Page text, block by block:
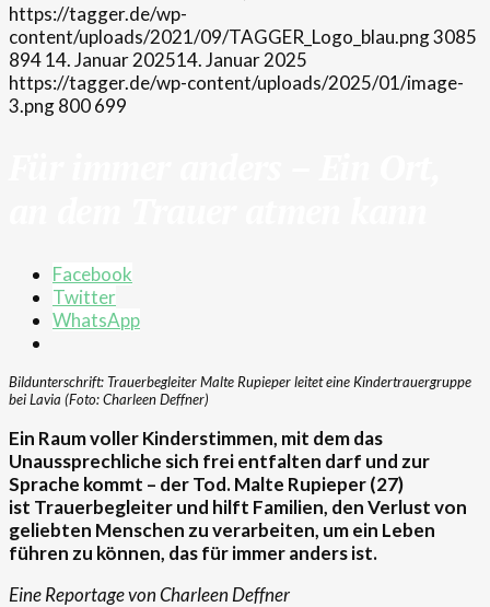
https://tagger.de/wp-
content/uploads/2021/09/TAGGER_Logo_blau.png3085
89414. Januar 202514. Januar 2025
https://tagger.de/wp-content/uploads/2025/01/image-
3.png800699
Facebook
Twitter
WhatsApp
Bildunterschrift: Trauerbegleiter Malte Rupieper leitet eine Kindertrauergruppe
bei Lavia (Foto: Charleen Deffner)
Ein Raum voller Kinderstimmen, mit dem das
Unaussprechliche sich frei entfalten darf und zur
Sprache kommt – der Tod. Malte Rupieper(27)
ist Trauerbegleiter und hilft Familien, den Verlust von
geliebten Menschen zu verarbeiten, um ein Leben
führen zu können, das für immer anders ist.
Eine Reportage von Charleen Deffner